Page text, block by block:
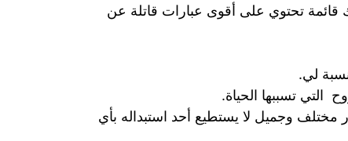
تحتوي على أقوى عبارات قاتلة عن
لي.
تسببها الحياة.
وجميل لا يستطيع أحد استبداله بأي